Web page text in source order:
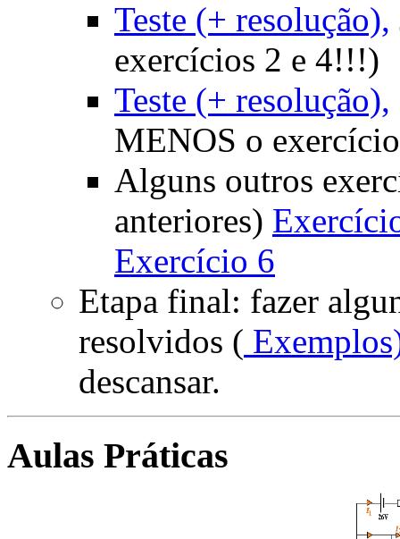
Teste (+ resolução),
exercícios 2 e 4!!!)
Teste (+ resolução),
MENOS o
Alguns outros
anteriores)
Exercício 6
Etapa final: fazer
resolvidos (
descansar.
Aulas Práticas